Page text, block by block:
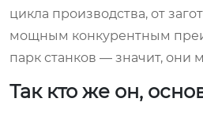
цикла производства, от
мощным конкурентным
парк станков — значит, они
Так кто же он,